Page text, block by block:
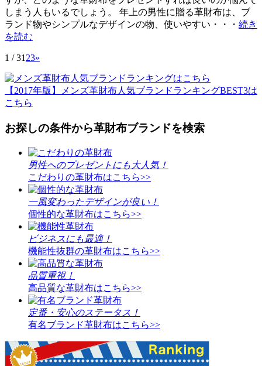
しまう人もいるでしょう。 年上の男性に贈る革財布は、ブ
ランド物やシンプルなデザインの物、使いやすい・・・ 続き
を読む
1 / 31 23»
【2017年版】メンズ革財布人気ブランドランキングBEST3は
こちら
お探しの条件から革財布ブランドを検索
男性へのプレゼントにも大人気！
こだわりの革財布はこちら>>
一風変わったデザインが良い！
個性的な革財布はこちら>>
ビジネスにも最適！
機能性抜群の革財布はこちら>>
品質重視！
高品質な革財布はこちら>>
定番・安心のステータス！
有名ブランド革財布はこちら>>